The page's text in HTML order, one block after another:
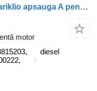
Altă parte componentă motor Variklio apsauga A pentru camion Mercedes-Benz ACTROS MP4 1845 L
motor
diesel